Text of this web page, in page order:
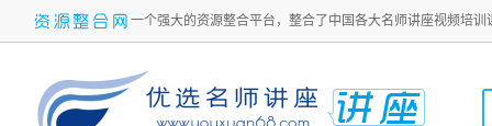
一个强大的资源整合平台，整合了中国各大名师讲座视频培